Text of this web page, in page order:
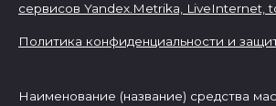
сервисов Yandex.Metrika, LiveInternet,
Политика конфиденциальности и
Наименование (название) средства